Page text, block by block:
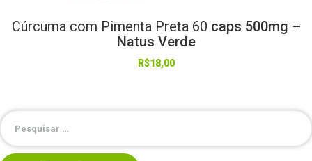
Cúrcuma com Pimenta Preta 60 caps 500mg –
Natus Verde
R$18,00